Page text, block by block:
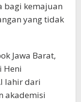
bagi kemajuan
yang tidak
Jawa Barat,
Heni
lahir dari
akademisi